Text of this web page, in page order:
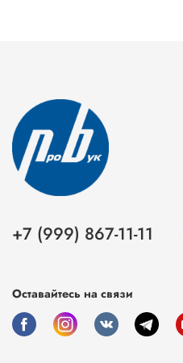
+7 (999) 867-11-11
Оставайтесь на связи